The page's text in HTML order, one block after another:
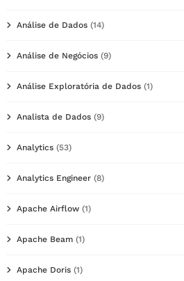
Análise de Dados (14)
Análise de Negócios (9)
Análise Exploratória de Dados (1)
Analista de Dados (9)
Analytics (53)
Analytics Engineer (8)
Apache Airflow (1)
Apache Beam (1)
Apache Doris (1)